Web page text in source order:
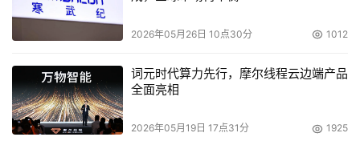
在系统实施并应用以后每隔一段时间，提供商需要对客户提
供一次应用评估。应用评估主要针对以下几个方面：
1、应用广度、应用频率、应用规模评估;
2、应用深度、应用功能、流程优化评估;
2026年05月26日 10点30分 1012
词元时代算力先行，摩尔线程云边端产品
全面亮相
2026年05月19日 17点31分 1925